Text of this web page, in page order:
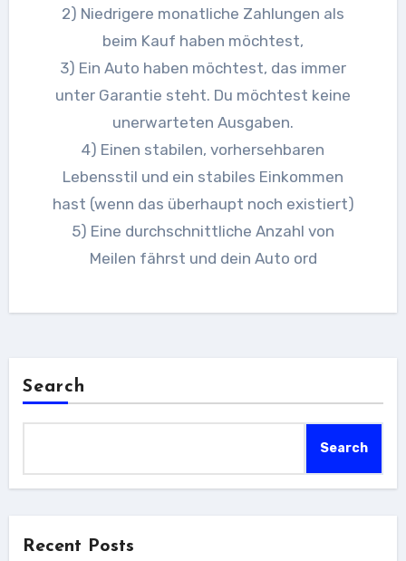
2) Niedrigere monatliche Zahlungen als
beim Kauf haben möchtest,
3) Ein Auto haben möchtest, das immer
unter Garantie steht. Du möchtest keine
unerwarteten Ausgaben.
4) Einen stabilen, vorhersehbaren
Lebensstil und ein stabiles Einkommen
hast (wenn das überhaupt noch existiert)
5) Eine durchschnittliche Anzahl von
Meilen fährst und dein Auto ord
Search
Search
Recent Posts